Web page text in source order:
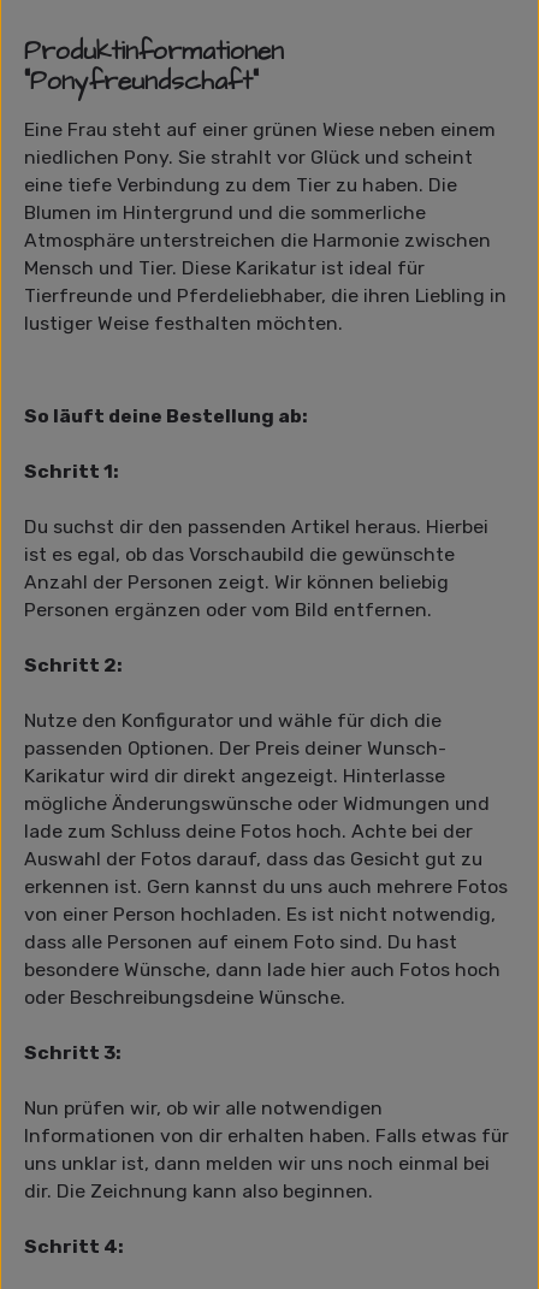
Produktinformationen
"Ponyfreundschaft"
Eine Frau steht auf einer grünen Wiese neben einem
niedlichen Pony. Sie strahlt vor Glück und scheint
eine tiefe Verbindung zu dem Tier zu haben. Die
Blumen im Hintergrund und die sommerliche
Atmosphäre unterstreichen die Harmonie zwischen
Mensch und Tier. Diese Karikatur ist ideal für
Tierfreunde und Pferdeliebhaber, die ihren Liebling in
lustiger Weise festhalten möchten.
So läuft deine Bestellung ab:
Schritt 1:
Du suchst dir den passenden Artikel heraus. Hierbei
ist es egal, ob das Vorschaubild die gewünschte
Anzahl der Personen zeigt. Wir können beliebig
Personen ergänzen oder vom Bild entfernen.
Schritt 2:
Nutze den Konfigurator und wähle für dich die
passenden Optionen. Der Preis deiner Wunsch-
Karikatur wird dir direkt angezeigt. Hinterlasse
mögliche Änderungswünsche oder Widmungen und
lade zum Schluss deine Fotos hoch. Achte bei der
Auswahl der Fotos darauf, dass das Gesicht gut zu
erkennen ist. Gern kannst du uns auch mehrere Fotos
von einer Person hochladen. Es ist nicht notwendig,
dass alle Personen auf einem Foto sind. Du hast
besondere Wünsche, dann lade hier auch Fotos hoch
oder Beschreibungsdeine Wünsche.
Schritt 3:
Nun prüfen wir, ob wir alle notwendigen
Informationen von dir erhalten haben. Falls etwas für
uns unklar ist, dann melden wir uns noch einmal bei
dir. Die Zeichnung kann also beginnen.
Schritt 4: